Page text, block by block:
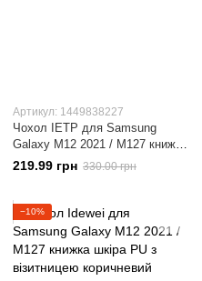
Артикул: 1449838227
Чохол IETP для Samsung
Galaxy M12 2021 / M127 книжка
шкіра PU з візитницею
коричневий
219.99 грн 330.00 грн
−10%